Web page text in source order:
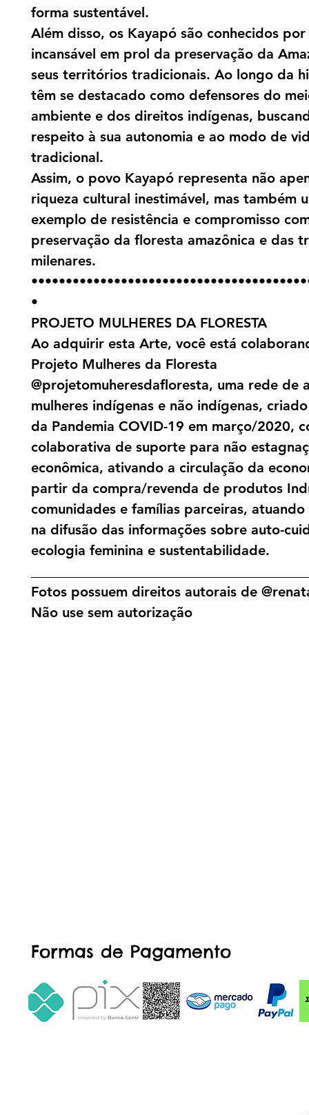
forma sustentável.
Além disso, os Kayapó são conhecidos
incansável em prol da preservação da
seus territórios tradicionais. Ao longo da
têm se destacado como defensores do
ambiente e dos direitos indígenas,
respeito à sua autonomia e ao modo de
tradicional.
Assim, o povo Kayapó representa não
riqueza cultural inestimável, mas também
exemplo de resistência e compromisso
preservação da floresta amazônica e das
milenares.
•
PROJETO MULHERES DA FLORESTA
Ao adquirir esta Arte, você está
Projeto Mulheres da Floresta
@projetomuheresdafloresta, uma rede de
mulheres indígenas e não indígenas,
da Pandemia COVID-19 em março/2020,
colaborativa de suporte para não
econômica, ativando a circulação da
partir da compra/revenda de produtos
comunidades e famílias parceiras,
na difusão das informações sobre auto-
ecologia feminina e sustentabilidade.
Fotos possuem direitos autorais de
Não use sem autorização
Formas de Pagamento